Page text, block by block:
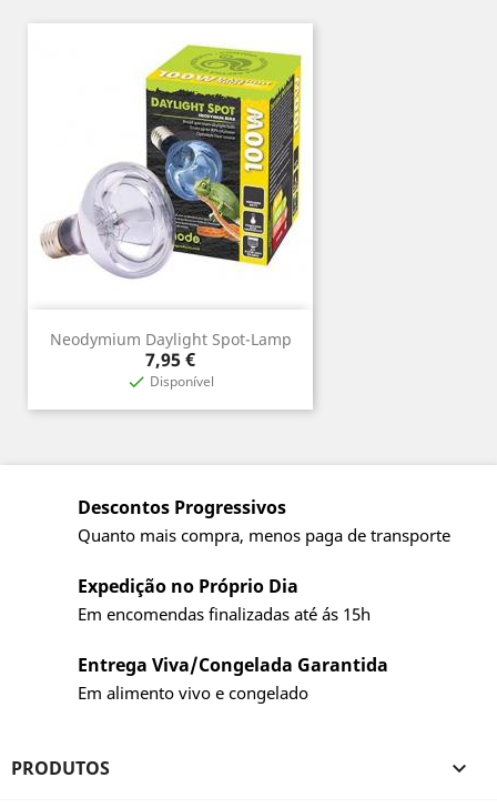
Neodymium Daylight Spot-Lamp
Preço
7,95 €
 Disponível
Descontos Progressivos
Quanto mais compra, menos paga de transporte
Expedição no Próprio Dia
Em encomendas finalizadas até ás 15h
Entrega Viva/Congelada Garantida
Em alimento vivo e congelado
PRODUTOS 